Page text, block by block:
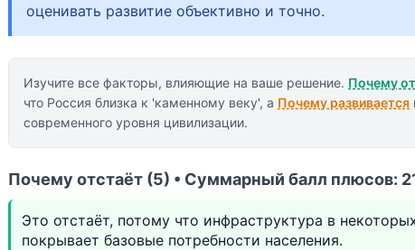
оценивать развитие объективно и точно.
Изучите все факторы, влияющие на ваше решение. Почему
что Россия близка к 'каменному веку', а Почему развивается
современного уровня цивилизации.
Почему отстаёт (5) • Суммарный балл плюсов:
Это отстаёт, потому что инфраструктура в
покрывает базовые потребности населения.